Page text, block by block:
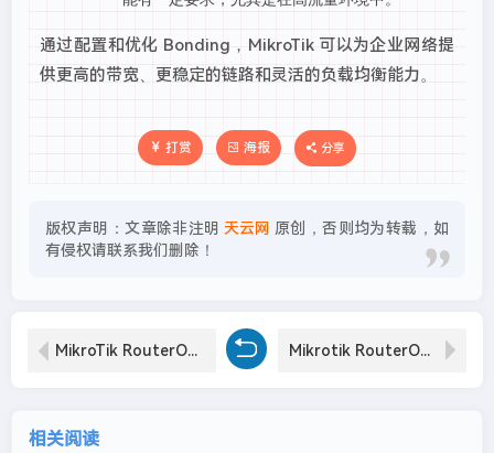
通过配置和优化 Bonding，MikroTik 可以为企业网络提
供更高的带宽、更稳定的链路和灵活的负载均衡能力。
打赏 海报 分享
版权声明：文章除非注明 天云网 原创，否则均为转载，如
有侵权请联系我们删除！
MikroTik RouterOS/ROS 配置 IPv6 防火墙安全脚本 Mikrotik RouterOS/ROS 配置搭建L2TP server+ipsec服务器端
相关阅读